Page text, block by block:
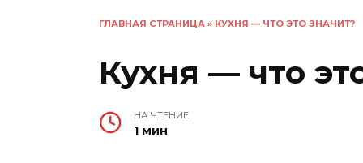
ГЛАВНАЯ СТРАНИЦА » КУХНЯ — ЧТО ЭТО ЗНАЧИТ?
Кухня — что
НА ЧТЕНИЕ
1 мин